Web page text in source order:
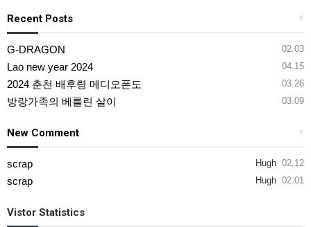
+
Recent Posts
02.03
G-DRAGON
04.15
Lao new year 2024
03.26
2024 춘천 배후령 메디오폰도
03.09
방랑가족의 베를린 살이
+
New Comment
Hugh 02.12
scrap
Hugh 02.01
scrap
Vistor Statistics